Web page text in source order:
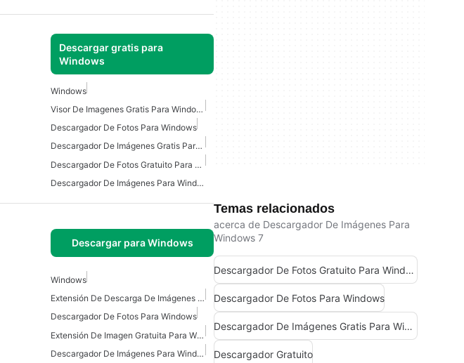
Descargar gratis para
Windows
Windows
Visor De Imagenes Gratis Para Windows
Descargador De Fotos Para Windows
Descargador De Imágenes Gratis Para Windows
Descargador De Fotos Gratuito Para Windows
Descargador De Imágenes Para Windows 7
Descargar para Windows
Windows
Extensión De Descarga De Imágenes Para Windows
Descargador De Fotos Para Windows
Extensión De Imagen Gratuita Para Windows
Descargador De Imágenes Para Windows 7
Temas relacionados
acerca de Descargador De Imágenes Para
Windows 7
Descargador De Fotos Gratuito Para Windows
Descargador De Fotos Para Windows
Descargador De Imágenes Gratis Para Windows
Descargador Gratuito